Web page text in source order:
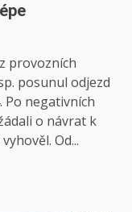
provozních
posunul odjezd
Po negativních
o návrat k
Od...